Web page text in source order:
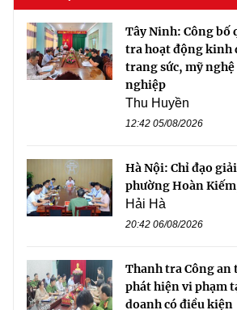
Tây Ninh: Công bố
tra hoạt động kinh
trang sức, mỹ
nghiệp
Thu Huyền
12:42 05/08/2026
Hà Nội: Chỉ đạo
phường Hoàn
Hải Hà
20:42 06/08/2026
Thanh tra Công an
phát hiện vi phạm
doanh có điều kiện